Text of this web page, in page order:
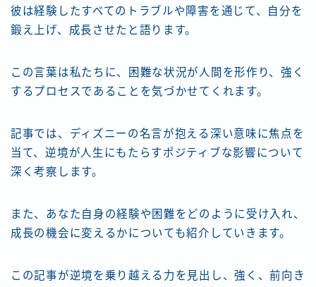
彼は経験したすべてのトラブルや障害を通じて、自分を
鍛え上げ、成長させたと語ります。
この言葉は私たちに、困難な状況が人間を形作り、強く
するプロセスであることを気づかせてくれます。
記事では、ディズニーの名言が抱える深い意味に焦点を
当て、逆境が人生にもたらすポジティブな影響について
深く考察します。
また、あなた自身の経験や困難をどのように受け入れ、
成長の機会に変えるかについても紹介していきます。
この記事が逆境を乗り越える力を見出し、強く、前向き